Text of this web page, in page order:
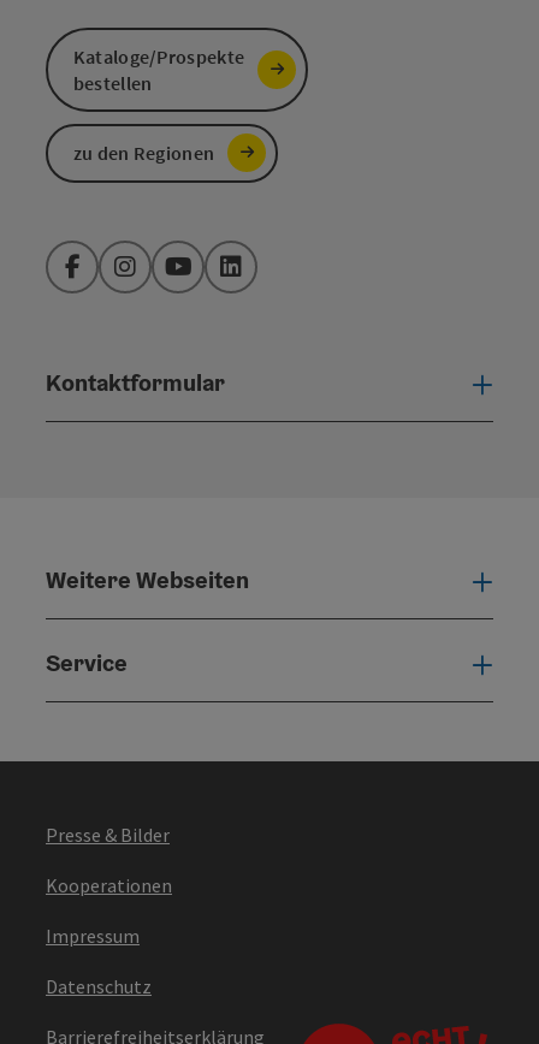
Kataloge/Prospekte
bestellen
zu den Regionen
FacebookInstagramYouTubeLinkedIn
Kontaktformular
Weitere Webseiten
Service
Presse & Bilder
Kooperationen
Impressum
Datenschutz
Barrierefreiheitserklärung